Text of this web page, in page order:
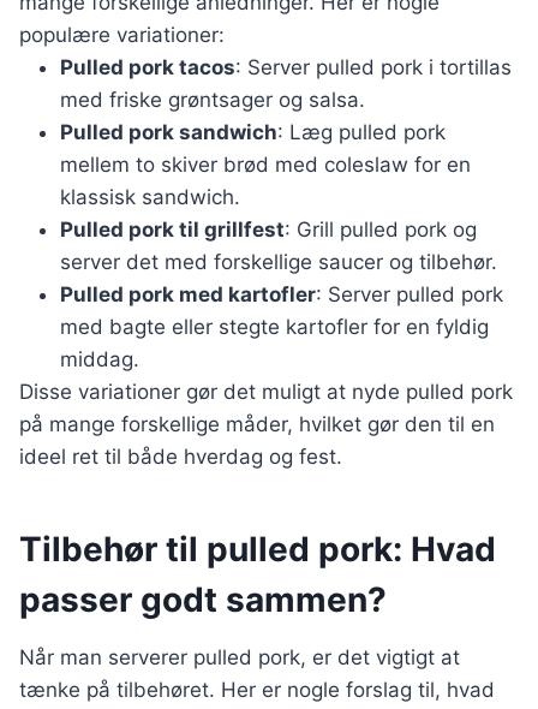
populære variationer:
Pulled pork tacos: Server pulled pork i tortillas
med friske grøntsager og salsa.
Pulled pork sandwich: Læg pulled pork
mellem to skiver brød med coleslaw for en
klassisk sandwich.
Pulled pork til grillfest: Grill pulled pork og
server det med forskellige saucer og tilbehør.
Pulled pork med kartofler: Server pulled pork
med bagte eller stegte kartofler for en fyldig
middag.
Disse variationer gør det muligt at nyde pulled pork
på mange forskellige måder, hvilket gør den til en
ideel ret til både hverdag og fest.
Tilbehør til pulled pork: Hvad
passer godt sammen?
Når man serverer pulled pork, er det vigtigt at
tænke på tilbehøret. Her er nogle forslag til, hvad